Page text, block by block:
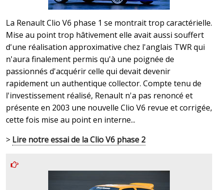
La Renault Clio V6 phase 1 se montrait trop caractérielle.
Mise au point trop hâtivement elle avait aussi souffert
d'une réalisation approximative chez l'anglais TWR qui
n'aura finalement permis qu'à une poignée de
passionnés d'acquérir celle qui devait devenir
rapidement un authentique collector. Compte tenu de
l'investissement réalisé, Renault n'a pas renoncé et
présente en 2003 une nouvelle Clio V6 revue et corrigée,
cette fois mise au point en interne...
> Lire notre essai de la Clio V6 phase 2